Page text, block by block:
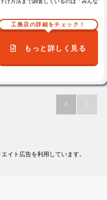
工務店の詳細をチェック！
もっと詳しく見る
 
イト広告を利用しています。